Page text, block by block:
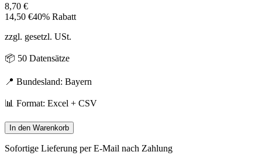
8,70 €
14,50 €40% Rabatt
zzgl. gesetzl. USt.
📦 50 Datensätze
📍 Bundesland: Bayern
📊 Format: Excel + CSV
In den Warenkorb
Sofortige Lieferung per E-Mail nach Zahlung